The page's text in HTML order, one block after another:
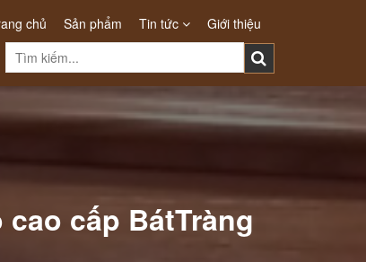
chủ Sản phẩm Tin tức Giới thiệu
cấp BátTràng